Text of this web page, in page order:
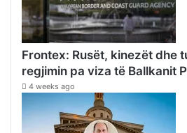
Frontex: Rusët, kinezët dhe
regjimin pa viza të Ballkanit
4 weeks ago